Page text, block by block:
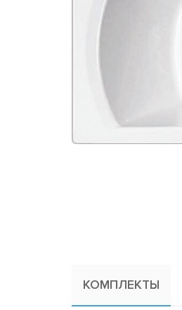
КОМПЛЕКТЫ